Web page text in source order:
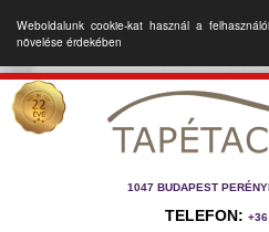
Weboldalunk cookie-kat használ a
növelése érdekében
1047 BUDAPEST
TELEFON: